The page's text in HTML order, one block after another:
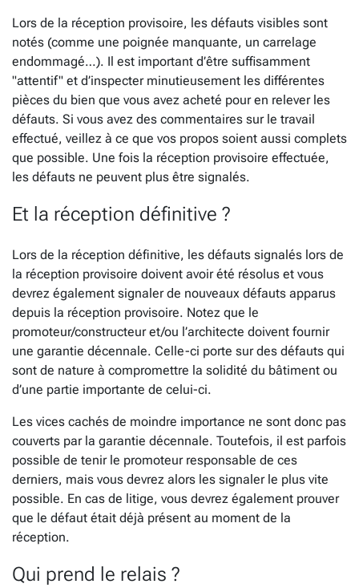
Lors de la réception provisoire, les défauts visibles sont
notés (comme une poignée manquante, un carrelage
endommagé…). Il est important d’être suffisamment
"attentif" et d’inspecter minutieusement les différentes
pièces du bien que vous avez acheté pour en relever les
défauts. Si vous avez des commentaires sur le travail
effectué, veillez à ce que vos propos soient aussi complets
que possible. Une fois la réception provisoire effectuée,
les défauts ne peuvent plus être signalés.
Et la réception définitive ?
Lors de la réception définitive, les défauts signalés lors de
la réception provisoire doivent avoir été résolus et vous
devrez également signaler de nouveaux défauts apparus
depuis la réception provisoire. Notez que le
promoteur/constructeur et/ou l’architecte doivent fournir
une garantie décennale. Celle-ci porte sur des défauts qui
sont de nature à compromettre la solidité du bâtiment ou
d’une partie importante de celui-ci.
Les vices cachés de moindre importance ne sont donc pas
couverts par la garantie décennale. Toutefois, il est parfois
possible de tenir le promoteur responsable de ces
derniers, mais vous devrez alors les signaler le plus vite
possible. En cas de litige, vous devrez également prouver
que le défaut était déjà présent au moment de la
réception.
Qui prend le relais ?